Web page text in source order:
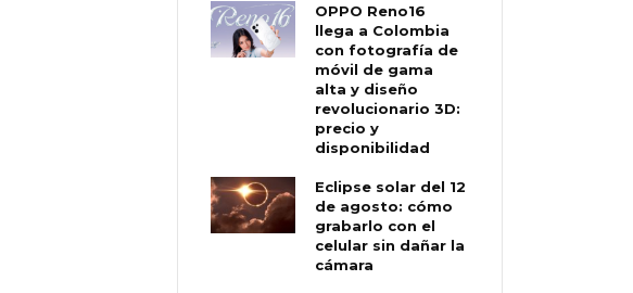
OPPO Reno16
llega a Colombia
con fotografía de
móvil de gama
alta y diseño
revolucionario 3D:
precio y
disponibilidad
Eclipse solar del 12
de agosto: cómo
grabarlo con el
celular sin dañar la
cámara